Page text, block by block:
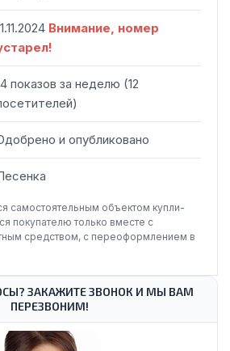
Внимание, номер
показов за неделю (12
)
и опубликовано
самостоятельным объектом купли-
покупателю только вместе с
средством, с переоформлением в
ЗАКАЖИТЕ ЗВОНОК И МЫ ВАМ
ПЕРЕЗВОНИМ!